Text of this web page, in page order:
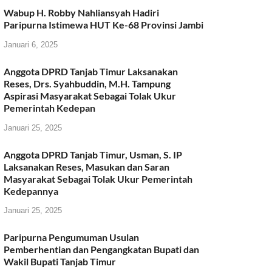
Wabup H. Robby Nahliansyah Hadiri
Paripurna Istimewa HUT Ke-68 Provinsi Jambi
Januari 6, 2025
Anggota DPRD Tanjab Timur Laksanakan
Reses, Drs. Syahbuddin, M.H. Tampung
Aspirasi Masyarakat Sebagai Tolak Ukur
Pemerintah Kedepan
Januari 25, 2025
Anggota DPRD Tanjab Timur, Usman, S. IP
Laksanakan Reses, Masukan dan Saran
Masyarakat Sebagai Tolak Ukur Pemerintah
Kedepannya
Januari 25, 2025
Paripurna Pengumuman Usulan
Pemberhentian dan Pengangkatan Bupati dan
Wakil Bupati Tanjab Timur